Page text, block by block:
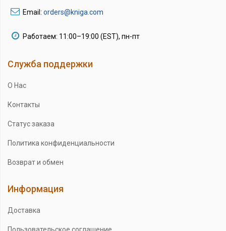
Email: orders@kniga.com
Работаем: 11:00–19:00 (EST), пн-пт
Служба поддержки
О Нас
Контакты
Статус заказа
Политика конфиденциальности
Возврат и обмен
Информация
Доставка